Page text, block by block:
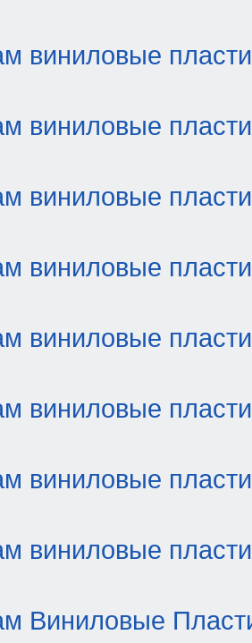
виниловые
виниловые
виниловые
виниловые
виниловые
виниловые
виниловые
виниловые
Виниловые